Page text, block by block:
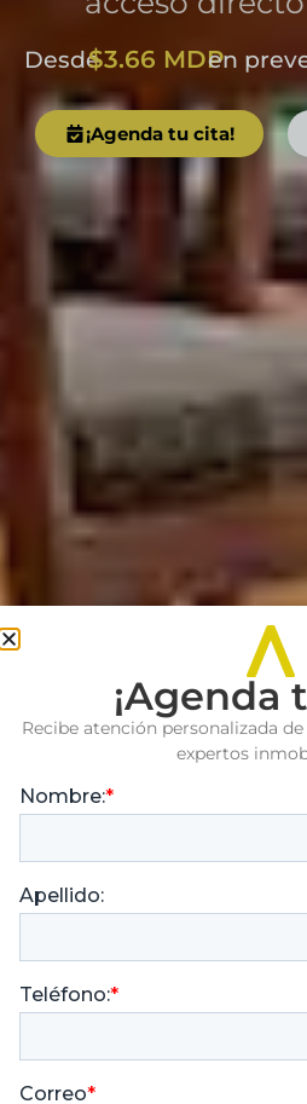
Desde$3.66 MDPen
¡Agenda tu cita!
¡Agenda
Recibe atención personalizada
expertos